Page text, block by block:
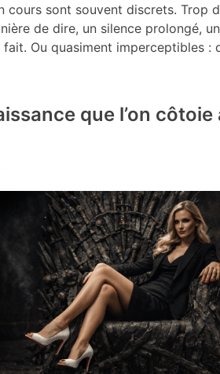
cours sont souvent discrets. Trop
de dire, un silence prolongé,
Ou quasiment imperceptibles :
que l’on côtoie